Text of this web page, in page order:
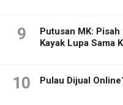
9
Putusan MK:
Kayak Lupa Sama
10 Pulau Dijual